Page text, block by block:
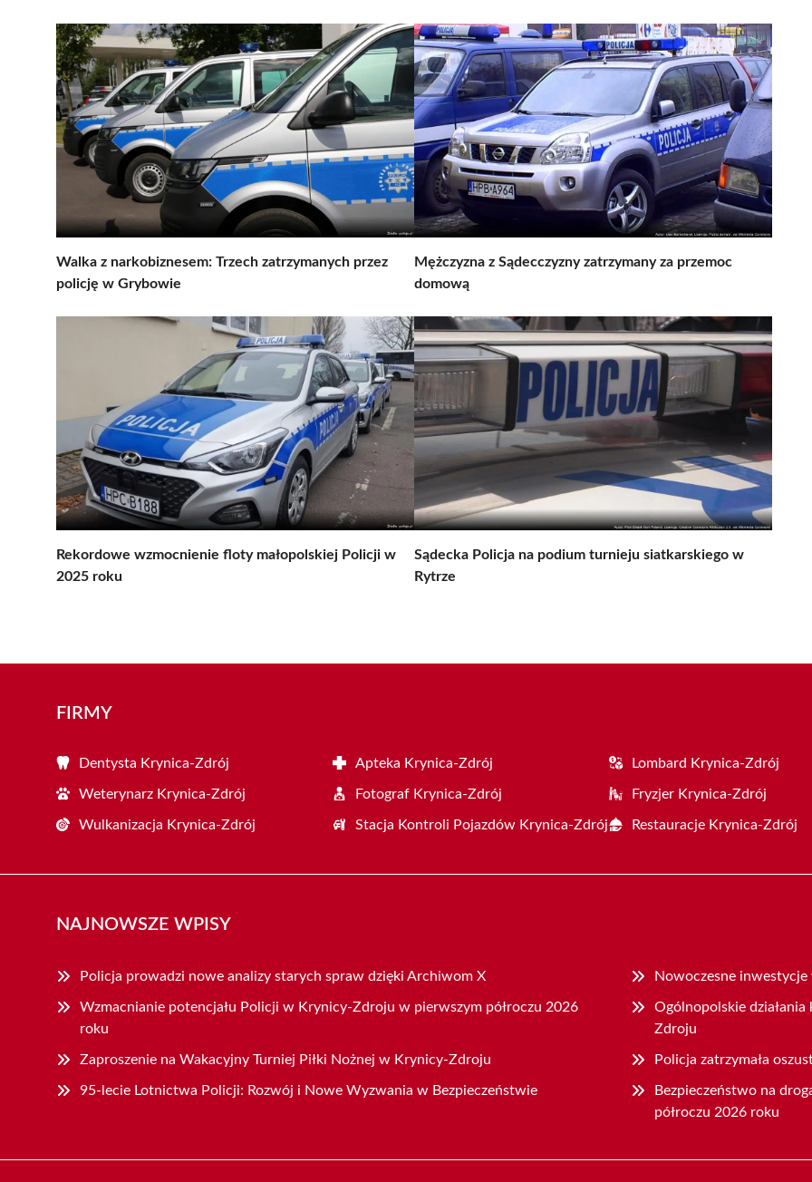
Walka z narkobiznesem: Trzech zatrzymanych przez
policję w Grybowie
Mężczyzna z Sądecczyzny zatrzymany za przemoc
domową
Rekordowe wzmocnienie floty małopolskiej Policji w
2025 roku
Sądecka Policja na podium turnieju siatkarskiego w
Rytrze
FIRMY
Dentysta Krynica-Zdrój Apteka Krynica-Zdrój Lombard Krynica-Zdrój
Weterynarz Krynica-Zdrój Fotograf Krynica-Zdrój Fryzjer Krynica-Zdrój
Wulkanizacja Krynica-Zdrój Stacja Kontroli Pojazdów Krynica-Zdrój Restauracje Krynica-Zdrój
NAJNOWSZE WPISY
Policja prowadzi nowe analizy starych spraw dzięki Archiwom X Nowoczesne
Wzmacnianie potencjału Policji w Krynicy-Zdroju w pierwszym półroczu 2026
roku
Ogólnopolskie
Zdroju
Zaproszenie na Wakacyjny Turniej Piłki Nożnej w Krynicy-Zdroju Policja zatrzymała
95-lecie Lotnictwa Policji: Rozwój i Nowe Wyzwania w Bezpieczeństwie
Bezpieczeństwo na
półroczu 2026 roku